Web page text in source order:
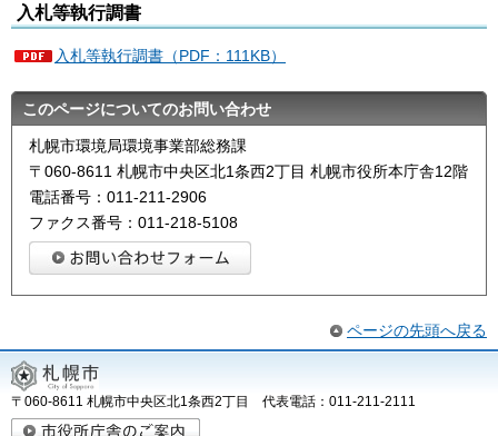
入札等執行調書
入札等執行調書（PDF：111KB）
このページについてのお問い合わせ
札幌市環境局環境事業部総務課
〒060-8611 札幌市中央区北1条西2丁目 札幌市役所本庁舎12階
電話番号：011-211-2906
ファクス番号：011-218-5108
ページの先頭へ戻る
〒060-8611 札幌市中央区北1条西2丁目 代表電話：011-211-2111